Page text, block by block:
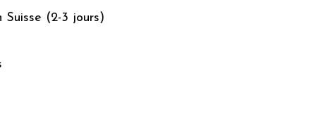
Suisse (2-3 jours)